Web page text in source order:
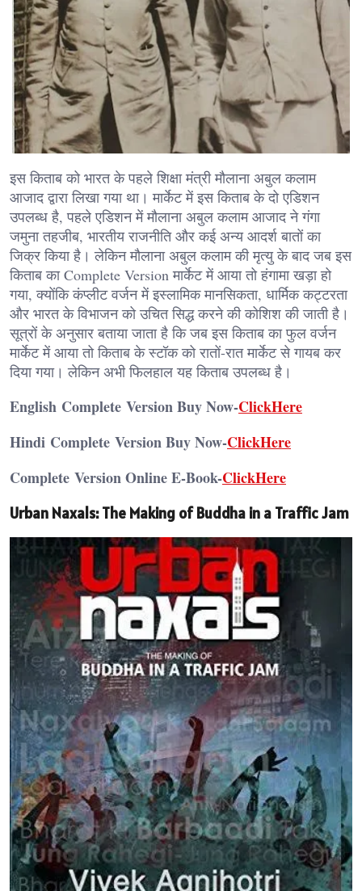
इस किताब को भारत के पहले शिक्षा मंत्री मौलाना अबुल कलाम
आजाद द्वारा लिखा गया था। मार्केट में इस किताब के दो एडिशन
उपलब्ध है, पहले एडिशन में मौलाना अबुल कलाम आजाद ने गंगा
जमुना तहजीब, भारतीय राजनीति और कई अन्य आदर्श बातों का
जिक्र किया है। लेकिन मौलाना अबुल कलाम की मृत्यु के बाद जब इस
किताब का Complete Version मार्केट में आया तो हंगामा खड़ा हो
गया, क्योंकि कंप्लीट वर्जन में इस्लामिक मानसिकता, धार्मिक कट्टरता
और भारत के विभाजन को उचित सिद्ध करने की कोशिश की जाती है।
सूत्रों के अनुसार बताया जाता है कि जब इस किताब का फुल वर्जन
मार्केट में आया तो किताब के स्टॉक को रातों-रात मार्केट से गायब कर
दिया गया। लेकिन अभी फिलहाल यह किताब उपलब्ध है।
English Complete Version Buy Now-ClickHere
Hindi Complete Version Buy Now-ClickHere
Complete Version Online E-Book-ClickHere
Urban Naxals: The Making of Buddha in a Traffic Jam